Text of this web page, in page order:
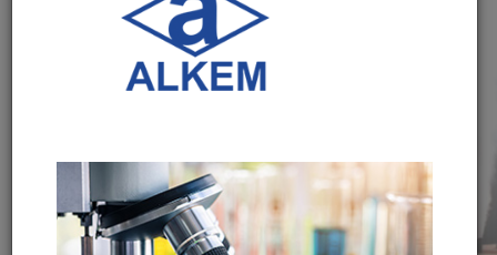
다. 체크포인트가 앞장선 또 다른 영역이 바로 이